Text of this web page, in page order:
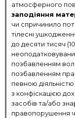
атмосферного
заподіяння
чи спричинило
тілесні
до десяти тисяч
позбавленням волі
позбавленням
певною
з конфіскацією
засобів та/або
правопорушення